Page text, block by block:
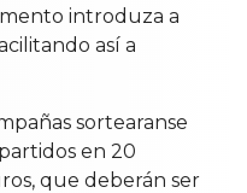
introduza a
así a
sortearanse
en 20
que deberán ser